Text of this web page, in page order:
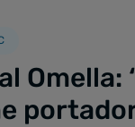
Omella: